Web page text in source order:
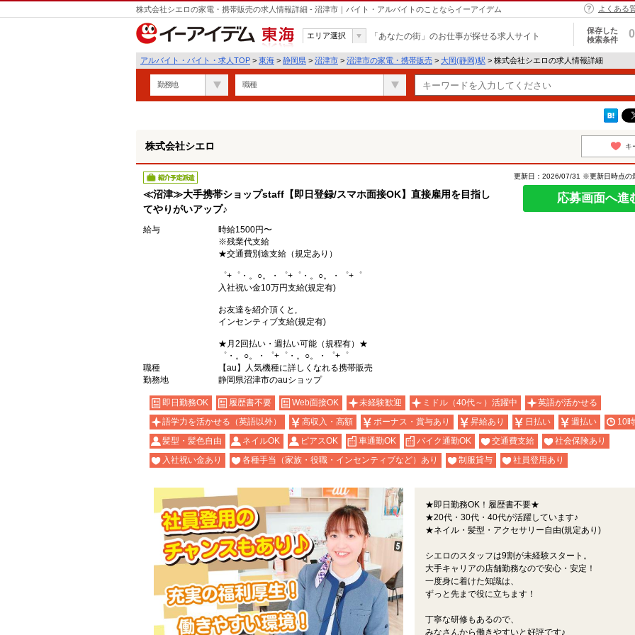
株式会社シエロの家電・携帯販売の求人情報詳細 - 沼津市｜バイト・アルバイトのことならイーアイデム よくある
東海
エリア選択 「あなたの街」のお仕事が探せる求人サイト
保存した
検索条件
0
アルバイト・バイト・求人TOP > 東海 > 静岡県 > 沼津市 > 沼津市の家電・携帯販売 > 大岡(静岡)駅 > 株式会社シエロの求人情報詳細
勤務地 職種
遣
株式会社シエロ キ
紹介予定派遣
≪沼津≫大手携帯ショップstaff【即日登録/スマホ面接OK】直接雇用を目指し
てやりがいアップ♪
更新日：2026/07/31 ※更新日時点の
応募画面へ進
給与
時給1500円〜
※残業代支給
★交通費別途支給（規定あり）
゜+゜・。○。・゜+゜・。○。・゜+゜
入社祝い金10万円支給(規定有)
お友達を紹介頂くと,
インセンティブ支給(規定有)
★月2回払い・週払い可能（規程有）★
゜・。○。・゜+゜・。○。・゜+゜
職種
【au】人気機種に詳しくなれる携帯販売
勤務地
静岡県沼津市のauショップ
即日勤務OK 履歴書不要 Web面接OK 未経験歓迎 ミドル（40代～）活躍中
英語が活かせる
語学力を活かせる（英語以外）
高収入・高額 ボーナス・賞与あり 昇給あり 日払い 週払い
10
髪型・髪色自由
ネイルOK ピアスOK 車通勤OK バイク通勤OK 交通費支給
社会保険あり
入社祝い金あり
各種手当（家族・役職・インセンティブなど）あり 制服貸与 社員登用あり
★即日勤務OK！履歴書不要★
★20代・30代・40代が活躍しています♪
★ネイル・髪型・アクセサリー自由(規定あり)
シエロのスタッフは9割が未経験スタート。
大手キャリアの店舗勤務なので安心・安定！
一度身に着けた知識は、
ずっと先まで役に立ちます！
丁寧な研修もあるので、
みなさんから働きやすいと好評です♪